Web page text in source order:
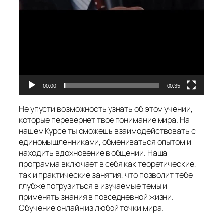
00:00 00:35
Не упусти возможность узнать об этом учении,
которые перевернет твое понимание мира. На
нашем Курсе ты сможешь взаимодействовать с
единомышленниками, обмениваться опытом и
находить вдохновение в общении. Наша
программа включает в себя как теоретические,
так и практические занятия, что позволит тебе
глубже погрузиться в изучаемые темы и
применять знания в повседневной жизни.
Обучение онлайн из любой точки мира.